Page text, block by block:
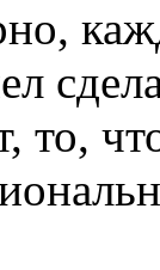
то,